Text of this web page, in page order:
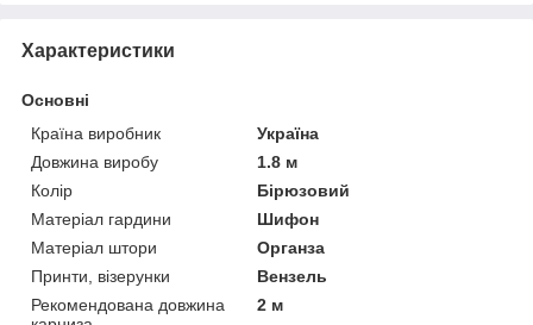
Характеристики
Основні
Країна виробник
Україна
Довжина виробу
1.8 м
Колір
Бірюзовий
Матеріал гардини
Шифон
Матеріал штори
Органза
Принти, візерунки
Вензель
Рекомендована довжина
2 м